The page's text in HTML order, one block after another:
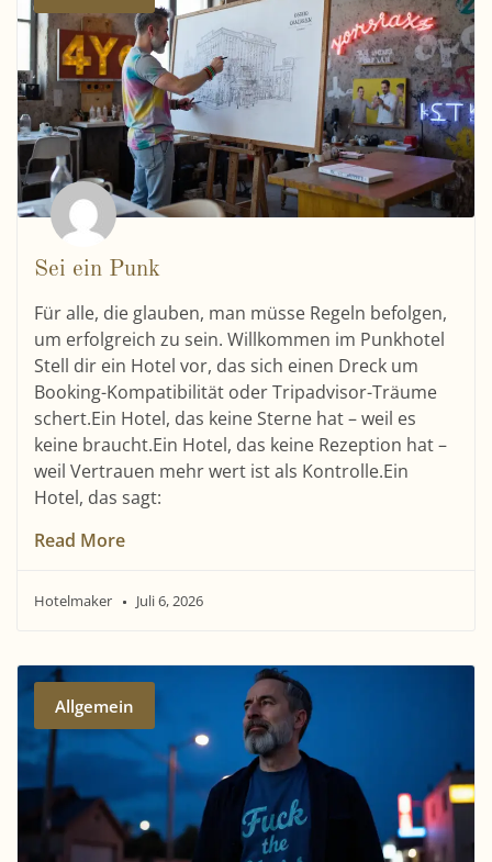
Sei ein Punk
Für alle, die glauben, man müsse Regeln befolgen,
um erfolgreich zu sein. Willkommen im Punkhotel
Stell dir ein Hotel vor, das sich einen Dreck um
Booking-Kompatibilität oder Tripadvisor-Träume
schert.Ein Hotel, das keine Sterne hat – weil es
keine braucht.Ein Hotel, das keine Rezeption hat –
weil Vertrauen mehr wert ist als Kontrolle.Ein
Hotel, das sagt:
Read More
Hotelmaker Juli 6, 2026
Allgemein